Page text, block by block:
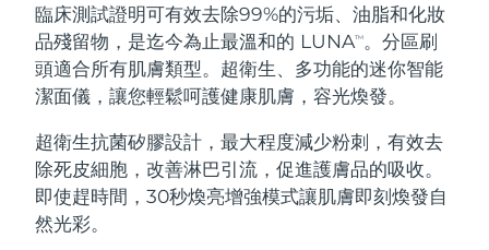
臨床測試證明可有效去除99%的污垢、油脂和化妝
品殘留物，是迄今為止最溫和的 LUNATM 。分區刷
頭適合所有肌膚類型。超衛生、多功能的迷你智能
潔面儀，讓您輕鬆呵護健康肌膚，容光煥發。
超衛生抗菌矽膠設計，最大程度減少粉刺，有效去
除死皮細胞，改善淋巴引流，促進護膚品的吸收。
即使趕時間，30秒煥亮增強模式讓肌膚即刻煥發自
然光彩。
LUNA™ 4 套裝
Anti-aging massage
LUNA™ 4 Plus
Massage, LED heating
BEAR™ 2 套裝
Microcurrent toning
BEAR™ 2 go
Microcurrent toning on-the-go
補水保濕
UFO™ 3 套裝
Deep facial hydration
口腔護理
issa™ 4
Hybrid silicone sonic toothbrush
FAQ™ 抗老護理
百慕達 預計送達日期8/14/26
波士尼亞與赫塞哥維納 預計送達日期
汶萊 預計送達日期8/13/26
保加利亞 預計送達日期8/8/26
加拿大